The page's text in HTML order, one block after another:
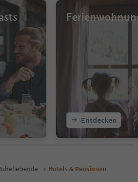
Entdecken
Hotels & Pensionen